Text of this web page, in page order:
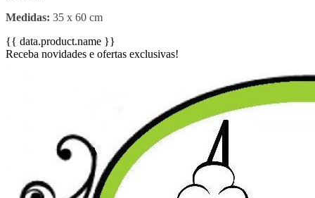
Medidas: 35 x 60 cm
{{ data.product.name }}
Receba novidades e ofertas exclusivas!